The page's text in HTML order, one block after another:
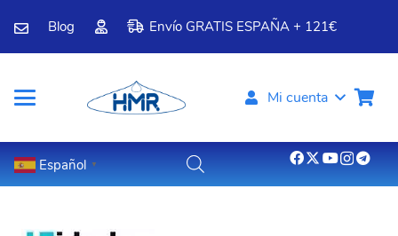
Blog Envío GRATIS ESPAÑA + 121€
Mi cuenta
Español ▼